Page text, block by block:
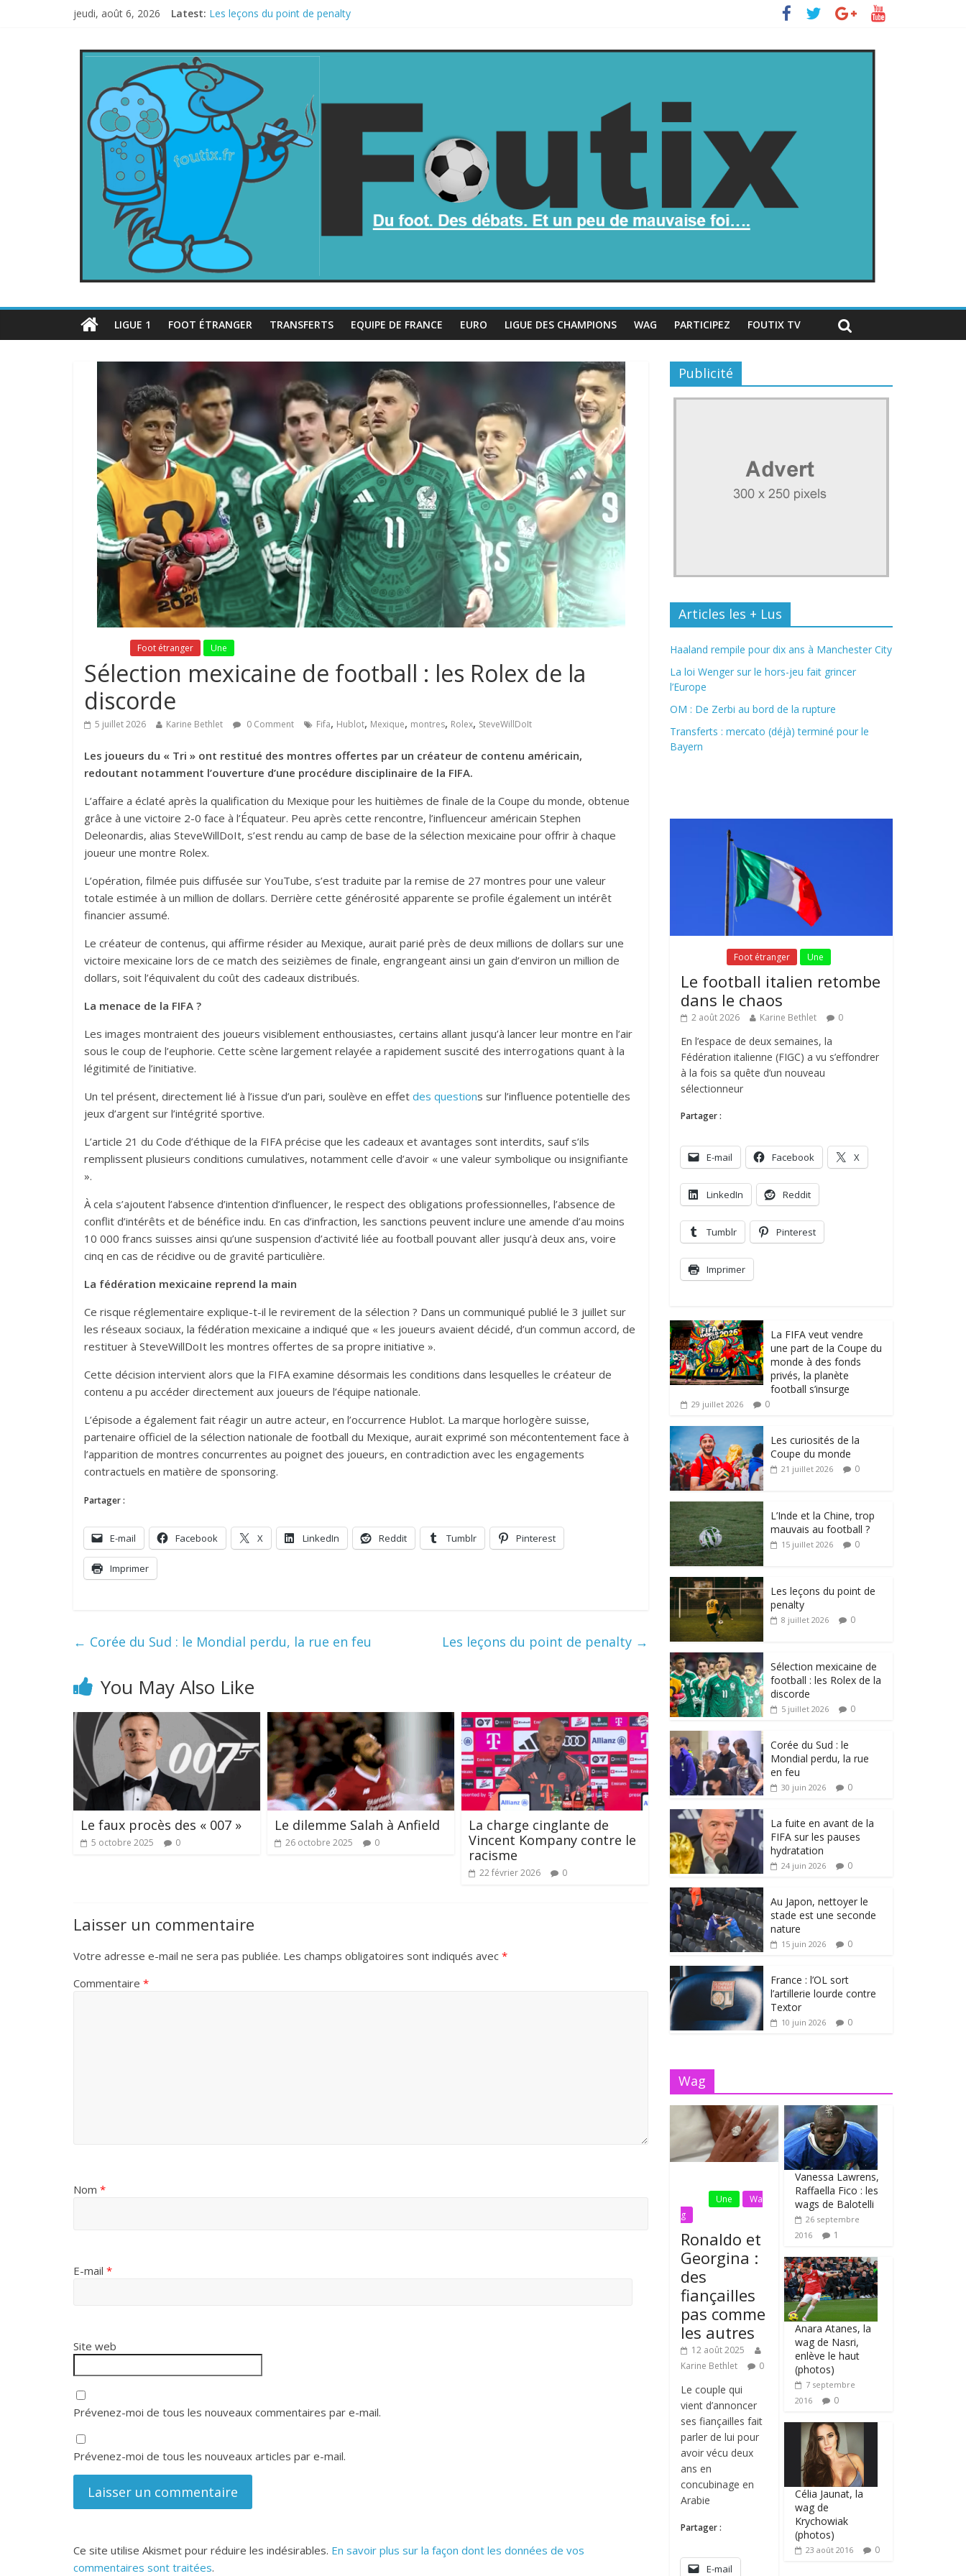
jeudi, août 6, 2026 Latest: Les leçons du point de penalty
Les curiosités de la Coupe du monde
L’Inde et la Chine, trop mauvais au football ?
LIGUE 1 FOOT ÉTRANGER TRANSFERTS EQUIPE DE FRANCE EURO LIGUE DES CHAMPIONS WAG PARTICIPEZ FOUTIX TV
Foot étranger Une
Sélection mexicaine de football : les Rolex de la
discorde
5 juillet 2026 Karine Bethlet 0 Comment Fifa, Hublot, Mexique, montres, Rolex, SteveWillDoIt
Les joueurs du « Tri » ont restitué des montres offertes par un créateur de contenu américain,
redoutant notamment l’ouverture d’une procédure disciplinaire de la FIFA.
L’affaire a éclaté après la qualification du Mexique pour les huitièmes de finale de la Coupe du monde, obtenue
grâce à une victoire 2-0 face à l’Équateur. Peu après cette rencontre, l’influenceur américain Stephen
Deleonardis, alias SteveWillDoIt, s’est rendu au camp de base de la sélection mexicaine pour offrir à chaque
joueur une montre Rolex.
L’opération, filmée puis diffusée sur YouTube, s’est traduite par la remise de 27 montres pour une valeur
totale estimée à un million de dollars. Derrière cette générosité apparente se profile également un intérêt
financier assumé.
Le créateur de contenus, qui affirme résider au Mexique, aurait parié près de deux millions de dollars sur une
victoire mexicaine lors de ce match des seizièmes de finale, engrangeant ainsi un gain d’environ un million de
dollars, soit l’équivalent du coût des cadeaux distribués.
La menace de la FIFA ?
Les images montraient des joueurs visiblement enthousiastes, certains allant jusqu’à lancer leur montre en l’air
sous le coup de l’euphorie. Cette scène largement relayée a rapidement suscité des interrogations quant à la
légitimité de l’initiative.
Un tel présent, directement lié à l’issue d’un pari, soulève en effet des questions sur l’influence potentielle des
jeux d’argent sur l’intégrité sportive.
L’article 21 du Code d’éthique de la FIFA précise que les cadeaux et avantages sont interdits, sauf s’ils
remplissent plusieurs conditions cumulatives, notamment celle d’avoir « une valeur symbolique ou insignifiante
».
À cela s’ajoutent l’absence d’intention d’influencer, le respect des obligations professionnelles, l’absence de
conflit d’intérêts et de bénéfice indu. En cas d’infraction, les sanctions peuvent inclure une amende d’au moins
10 000 francs suisses ainsi qu’une suspension d’activité liée au football pouvant aller jusqu’à deux ans, voire
cinq en cas de récidive ou de gravité particulière.
La fédération mexicaine reprend la main
Ce risque réglementaire explique-t-il le revirement de la sélection ? Dans un communiqué publié le 3 juillet sur
les réseaux sociaux, la fédération mexicaine a indiqué que « les joueurs avaient décidé, d’un commun accord, de
restituer à SteveWillDoIt les montres offertes de sa propre initiative ».
Cette décision intervient alors que la FIFA examine désormais les conditions dans lesquelles le créateur de
contenu a pu accéder directement aux joueurs de l’équipe nationale.
L’épisode a également fait réagir un autre acteur, en l’occurrence Hublot. La marque horlogère suisse,
partenaire officiel de la sélection nationale de football du Mexique, aurait exprimé son mécontentement face à
l’apparition de montres concurrentes au poignet des joueurs, en contradiction avec les engagements
contractuels en matière de sponsoring.
Partager :
E-mail Facebook X LinkedIn Reddit Tumblr Pinterest
Imprimer
← Corée du Sud : le Mondial perdu, la rue en feu Les leçons du point de penalty →
You May Also Like
Le faux procès des « 007 »
5 octobre 2025 0
Le dilemme Salah à Anfield
26 octobre 2025 0
La charge cinglante de
Vincent Kompany contre le
racisme
22 février 2026 0
Laisser un commentaire
Votre adresse e-mail ne sera pas publiée. Les champs obligatoires sont indiqués avec *
Commentaire *
Nom *
E-mail *
Site web
Prévenez-moi de tous les nouveaux commentaires par e-mail.
Prévenez-moi de tous les nouveaux articles par e-mail.
Ce site utilise Akismet pour réduire les indésirables. En savoir plus sur la façon dont les données de vos
commentaires sont traitées.
Publicité
Articles les + Lus
Haaland rempile pour dix ans à Manchester City
La loi Wenger sur le hors-jeu fait grincer
l’Europe
OM : De Zerbi au bord de la rupture
Transferts : mercato (déjà) terminé pour le
Bayern
Foot étranger Une
Le football italien retombe
dans le chaos
2 août 2026 Karine Bethlet 0
En l’espace de deux semaines, la
Fédération italienne (FIGC) a vu s’effondrer
à la fois sa quête d’un nouveau
sélectionneur
Partager :
E-mail Facebook X
LinkedIn Reddit
Tumblr Pinterest
Imprimer
La FIFA veut vendre
une part de la Coupe du
monde à des fonds
privés, la planète
football s’insurge
29 juillet 2026 0
Les curiosités de la
Coupe du monde
21 juillet 2026 0
L’Inde et la Chine, trop
mauvais au football ?
15 juillet 2026 0
Les leçons du point de
penalty
8 juillet 2026 0
Sélection mexicaine de
football : les Rolex de la
discorde
5 juillet 2026 0
Corée du Sud : le
Mondial perdu, la rue
en feu
30 juin 2026 0
La fuite en avant de la
FIFA sur les pauses
hydratation
24 juin 2026 0
Au Japon, nettoyer le
stade est une seconde
nature
15 juin 2026 0
France : l’OL sort
l’artillerie lourde contre
Textor
10 juin 2026 0
Wag
Une
Wa
g
Ronaldo et
Georgina :
des
fiançailles
pas comme
les autres
12 août 2025
Karine Bethlet
0
Le couple qui
vient d’annoncer
ses fiançailles fait
parler de lui pour
avoir vécu deux
ans en
concubinage en
Arabie
Partager :
E-mail
Vanessa Lawrens,
Raffaella Fico : les
wags de Balotelli
26 septembre
2016
1
Anara Atanes, la
wag de Nasri,
enlève le haut
(photos)
7 septembre
2016
0
Célia Jaunat, la
wag de
Krychowiak
(photos)
23 août 2016 0